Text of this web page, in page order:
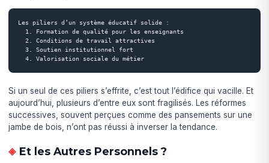
Les piliers d’un système éducatif solide :
  2. Conditions de travail attractives
  3. Soutien institutionnel fort
  4. Valorisation sociale du métier
Si un seul de ces piliers s’effrite, c’est tout l’édifice qui vacille. Et
aujourd’hui, plusieurs d’entre eux sont fragilisés. Les réformes
successives, souvent perçues comme des pansements sur une
jambe de bois, n’ont pas réussi à inverser la tendance.
Et les Autres Personnels ?